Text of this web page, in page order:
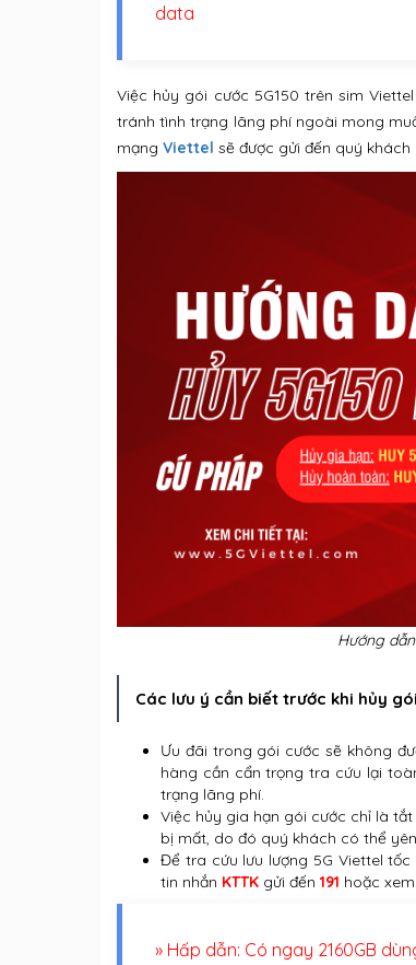
data
Việc hủy gói cước 5G150 trên sim
tránh tình trạng lãng phí ngoài mong
mạng Viettel sẽ được gửi đến quý
Hướng
Các lưu ý cần biết trước khi hủy
Ưu đãi trong gói cước sẽ không
hàng cần cẩn trọng tra cứu lại
trạng lãng phí.
Việc hủy gia hạn gói cước chỉ là
bị mất, do đó quý khách có thể
Để tra cứu lưu lượng 5G Viettel
tin nhắn KTTK gửi đến 191 hoặc
» Hấp dẫn: Có ngay 2160GB